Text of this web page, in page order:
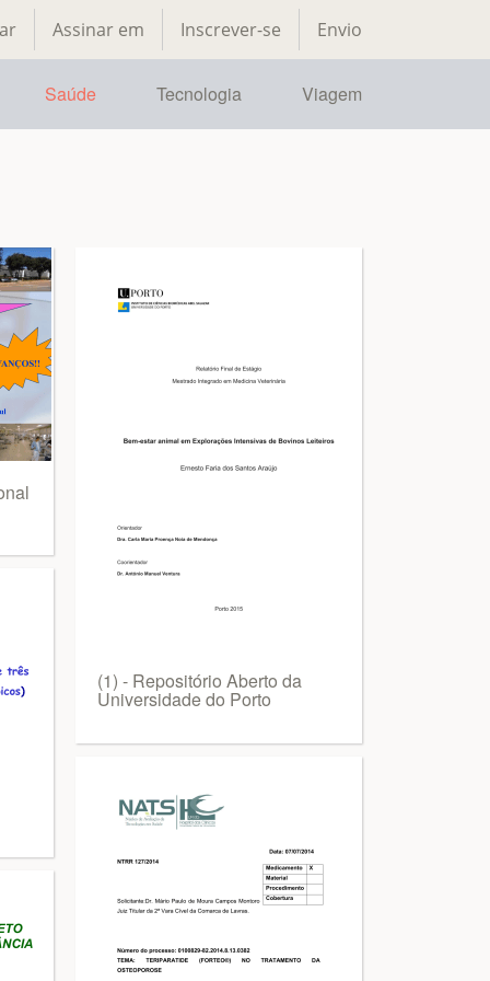
Assinar em Inscrever-se Envio
Saúde Tecnologia Viagem
(1) - Repositório Aberto da
Universidade do Porto